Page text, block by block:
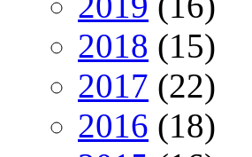
2018 (15)
2017 (22)
2016 (18)